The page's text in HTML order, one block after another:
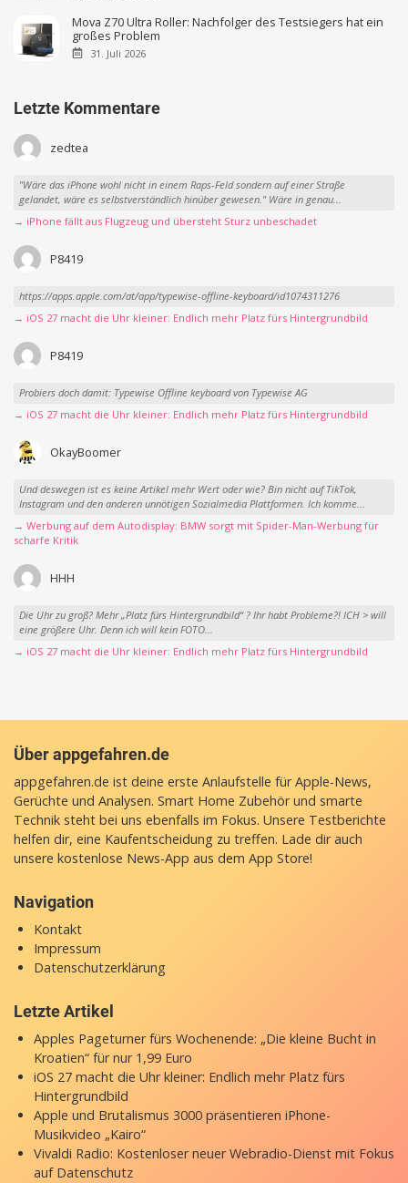
Mova Z70 Ultra Roller: Nachfolger des Testsiegers hat ein
großes Problem
31. Juli 2026
Letzte Kommentare
zedtea
"Wäre das iPhone wohl nicht in einem Raps-Feld sondern auf einer Straße
gelandet, wäre es selbstverständlich hinüber gewesen." Wäre in genau...
→ iPhone fällt aus Flugzeug und übersteht Sturz unbeschadet
P8419
https://apps.apple.com/at/app/typewise-offline-keyboard/id1074311276
→ iOS 27 macht die Uhr kleiner: Endlich mehr Platz fürs Hintergrundbild
P8419
Probiers doch damit: Typewise Offline keyboard von Typewise AG
→ iOS 27 macht die Uhr kleiner: Endlich mehr Platz fürs Hintergrundbild
OkayBoomer
Und deswegen ist es keine Artikel mehr Wert oder wie? Bin nicht auf TikTok,
Instagram und den anderen unnötigen Sozialmedia Plattformen. Ich komme...
→ Werbung auf dem Autodisplay: BMW sorgt mit Spider-Man-Werbung für
scharfe Kritik
HHH
Die Uhr zu groß? Mehr „Platz fürs Hintergrundbild“ ? Ihr habt Probleme?! ICH > will
eine größere Uhr. Denn ich will kein FOTO...
→ iOS 27 macht die Uhr kleiner: Endlich mehr Platz fürs Hintergrundbild
Über appgefahren.de
appgefahren.de ist deine erste Anlaufstelle für Apple-News,
Gerüchte und Analysen. Smart Home Zubehör und smarte
Technik steht bei uns ebenfalls im Fokus. Unsere Testberichte
helfen dir, eine Kaufentscheidung zu treffen. Lade dir auch
unsere kostenlose News-App aus dem App Store!
Navigation
Kontakt
Impressum
Datenschutzerklärung
Letzte Artikel
Apples Pageturner fürs Wochenende: „Die kleine Bucht in
Kroatien“ für nur 1,99 Euro
iOS 27 macht die Uhr kleiner: Endlich mehr Platz fürs
Hintergrundbild
Apple und Brutalismus 3000 präsentieren iPhone-
Musikvideo „Kairo“
Vivaldi Radio: Kostenloser neuer Webradio-Dienst mit Fokus
auf Datenschutz